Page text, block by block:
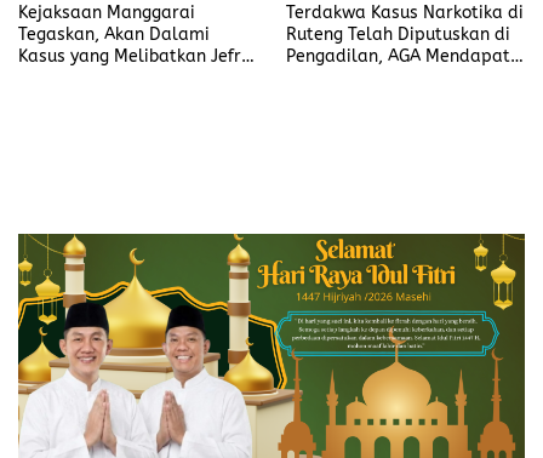
Kejaksaan Manggarai
Tegaskan, Akan Dalami
Kasus yang Melibatkan Jefrin
Terdakwa Kasus Narkotika di
Ruteng Telah Diputuskan di
Pengadilan, AGA Mendapat